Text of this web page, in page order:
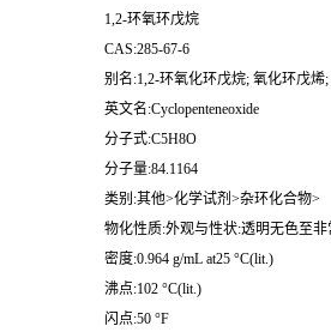
1,2-环氧环戊烷
CAS:285-67-6
别名:1,2-环氧化环戊烷; 氧化环戊
英文名:Cyclopenteneoxide
分子式:C5H8O
分子量:84.1164
类别:其他>化学试剂>杂环化合物>
物化性质:外观与性状:透明无色至
密度:0.964 g/mL at25 °C(lit.)
沸点:102 °C(lit.)
闪点:50 °F